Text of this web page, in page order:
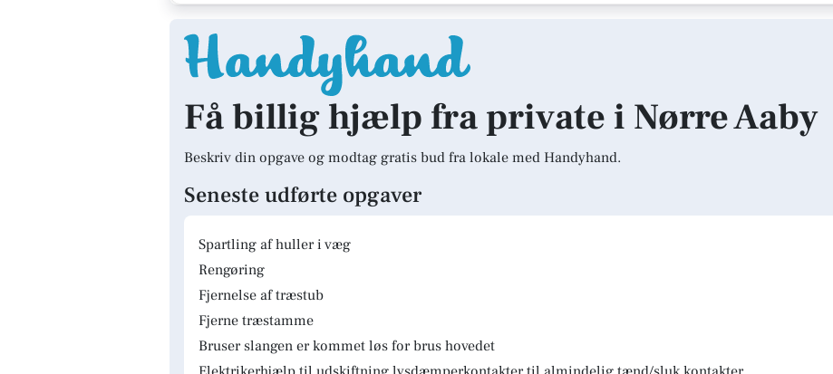
Få billig hjælp fra private i Nørre Aaby
Beskriv din opgave og modtag gratis bud fra lokale med Handyhand.
Seneste udførte opgaver
Spartling af huller i væg
Rengøring
Fjernelse af træstub
Fjerne træstamme
Bruser slangen er kommet løs for brus hovedet